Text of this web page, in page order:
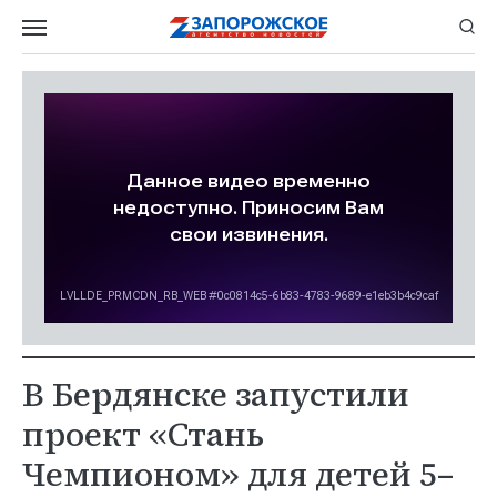
В Бердянске запустили
проект «Стань
Чемпионом» для детей 5–